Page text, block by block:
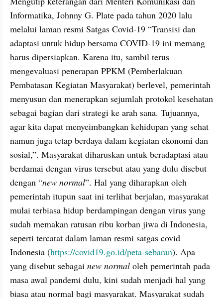
Informatika, Johnny G. Plate pada tahun 2020 lalu
melalui laman resmi Satgas Covid-19 “Transisi dan
adaptasi untuk hidup bersama COVID-19 ini memang
harus dipersiapkan. Karena itu, sambil terus
mengevaluasi penerapan PPKM (Pemberlakuan
Pembatasan Kegiatan Masyarakat) berlevel, pemerintah
menyusun dan menerapkan sejumlah protokol kesehatan
sebagai bagian dari strategi ke arah sana. Tujuannya,
agar kita dapat menyeimbangkan kehidupan yang sehat
namun juga tetap berdaya dalam kegiatan ekonomi dan
sosial,”. Masyarakat diharuskan untuk beradaptasi atau
berdamai dengan virus tersebut atau yang dulu disebut
dengan “new normal”. Hal yang diharapkan oleh
pemerintah itupun saat ini terlihat berjalan, masyarakat
mulai terbiasa hidup berdampingan dengan virus yang
sudah memakan ratusan ribu korban jiwa di Indonesia,
seperti tercatat dalam laman resmi satgas covid
Indonesia (https://covid19.go.id/peta-sebaran). Apa
yang disebut sebagai new normal oleh pemerintah pada
masa awal pandemi dulu, kini sudah menjadi hal yang
biasa atau normal bagi masyarakat. Masyarakat sudah